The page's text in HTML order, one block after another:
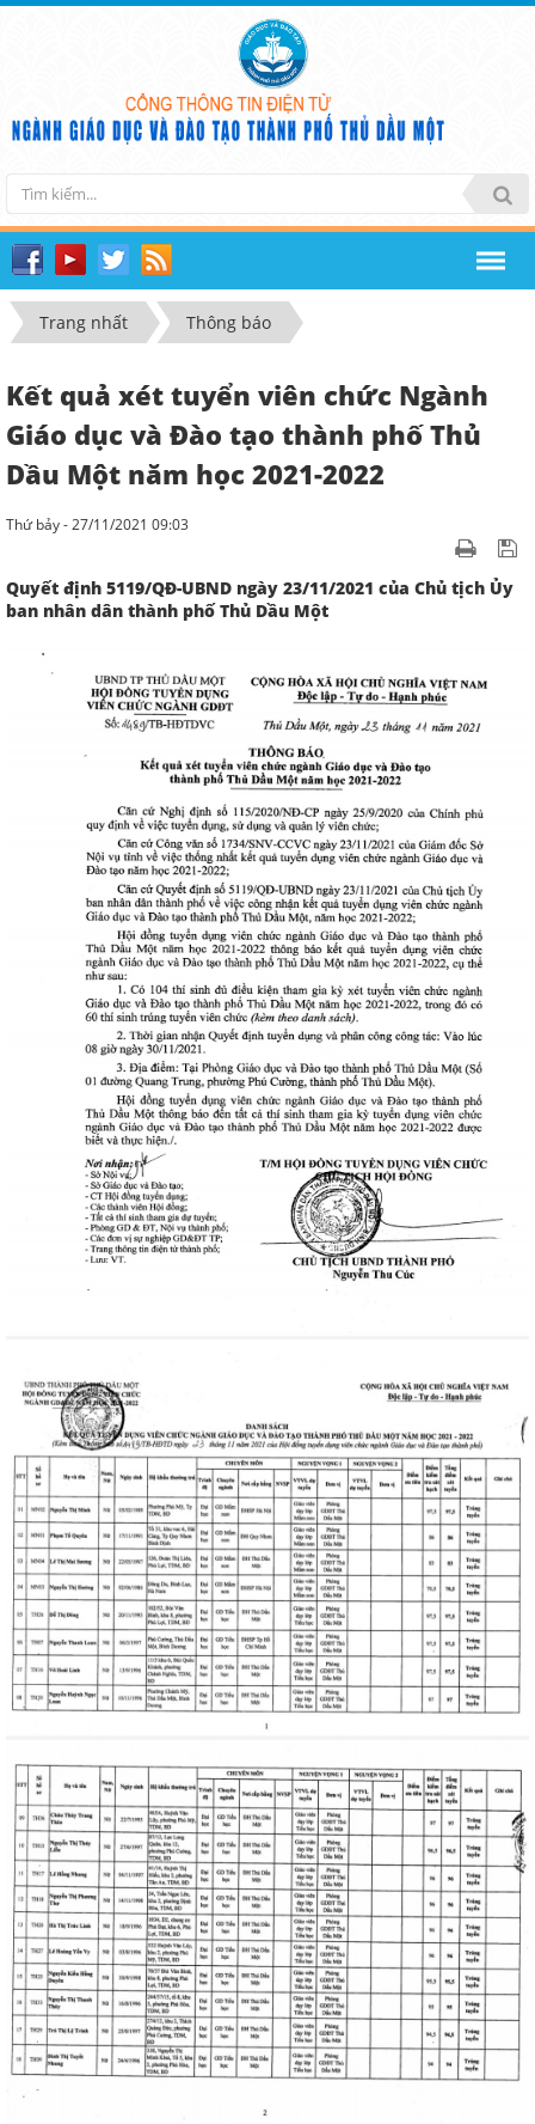
Trang nhất Thông báo
Kết quả xét tuyển viên chức Ngành
Giáo dục và Đào tạo thành phố Thủ
Dầu Một năm học 2021-2022
Thứ bảy - 27/11/2021 09:03
Quyết định 5119/QĐ-UBND ngày 23/11/2021 của Chủ tịch Ủy
ban nhân dân thành phố Thủ Dầu Một